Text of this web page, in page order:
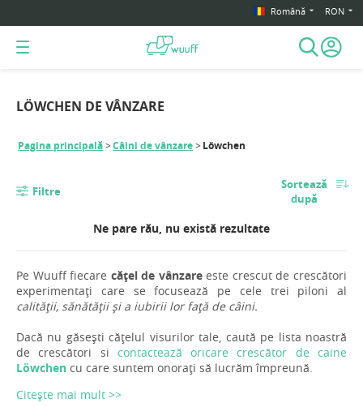
Română RON
LÖWCHEN DE VÂNZARE
Pagina principală Câini de vânzare Löwchen
Filtre
Sortează
după
Ne pare rău, nu există rezultate
Pe Wuuff fiecare cățel de vânzareeste crescut de crescători
experimentați care se focusează pe cele trei piloni al
calității, sănătății și a iubirii lor față de câini.
Dacă nu găsești cățelul visurilor tale, caută pe lista noastră
de crescători si contactează oricare crescător de caine
Löwchen cu care suntem onorați să lucrăm împreună.
Citește mai mult >>